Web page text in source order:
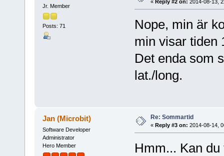
Jr. Member
Posts: 71
« Reply #2 on: 2014-08-13,
Nope, min är
min visar tiden
Det enda som
lat./long.
Jan (Microbit)
Software Developer
Administrator
Hero Member
Re: Sommartid
« Reply #3 on: 2014-08-14,
Hmm... Kan